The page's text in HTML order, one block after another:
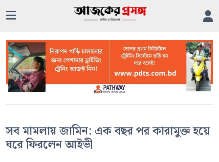
সব মামলায় জামিন: এক বছর পর কারামুক্ত হয়ে
ঘরে ফিরলেন আইভী